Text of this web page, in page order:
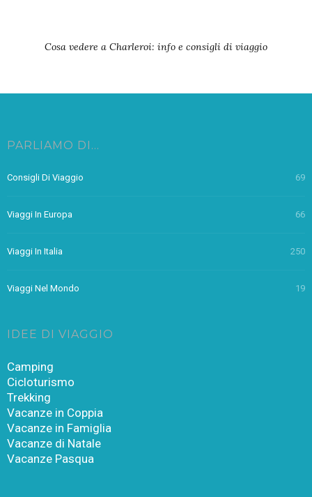
Cosa vedere a Charleroi: info e consigli di viaggio
PARLIAMO DI…
Consigli Di Viaggio 69
Viaggi In Europa 66
Viaggi In Italia 250
Viaggi Nel Mondo 19
IDEE DI VIAGGIO
Camping
Cicloturismo
Trekking
Vacanze in Coppia
Vacanze in Famiglia
Vacanze di Natale
Vacanze Pasqua